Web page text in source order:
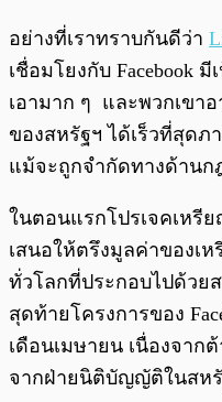
พร้อมเล่น
อย่างที่เราทราบกันดีว่า
เชื่อมโยงกับ Facebook
เอามาก ๆ และพวกเข
ของสหรัฐฯ ได้เร็วที่สุดภ
แม้จะถูกจำกัดทางด้าน
ในตอนแรกโปรเจคเหรีย
เสนอให้ตรึงมูลค่าของเ
ทั่วโลกที่ประกอบไปด้วย
สุดท้ายโครงการของ
เดือนเมษายน เนื่องจาก
จากฝ่ายนิติบัญญัติในสหรั